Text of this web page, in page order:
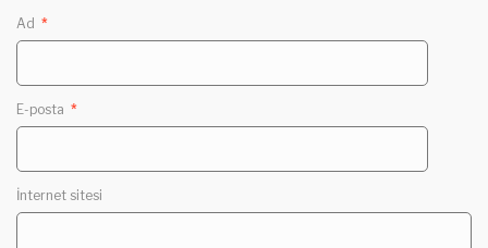
Ad *
E-posta *
İnternet sitesi